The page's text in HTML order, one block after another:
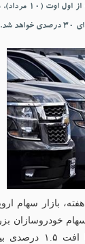
دونالد ترامپ هشدار
بازار سهام
خودروسازان
صنایع خودروسازی